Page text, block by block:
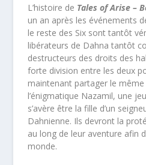
L’histoire de Tales of Arise –
un an après les événements
le reste des Six sont tantôt
libérateurs de Dahna tantôt
destructeurs des droits des
forte division entre les deux
maintenant partager le
l’énigmatique Nazamil, une
s’avère être la fille d’un
Dahnienne. Ils devront la
au long de leur aventure afin
monde.